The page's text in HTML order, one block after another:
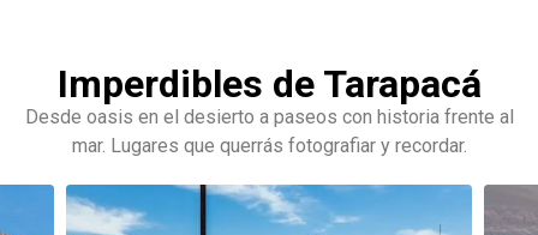
Imperdibles de Tarapacá
Desde oasis en el desierto a paseos con historia frente al
mar. Lugares que querrás fotografiar y recordar.